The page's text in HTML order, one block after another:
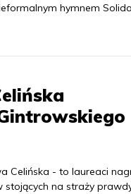
hymnem
Celińska - to laureaci
stojących na straży